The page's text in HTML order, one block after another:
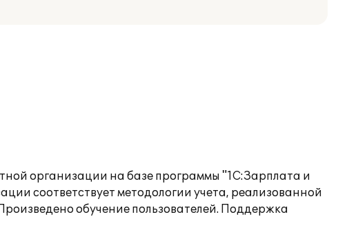
организации на базе программы "1С:Зарплата и
соответствует методологии учета, реализованной
обучение пользователей. Поддержка